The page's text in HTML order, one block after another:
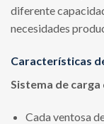
diferente
necesidades
Características
Sistema de
Cada ventosa